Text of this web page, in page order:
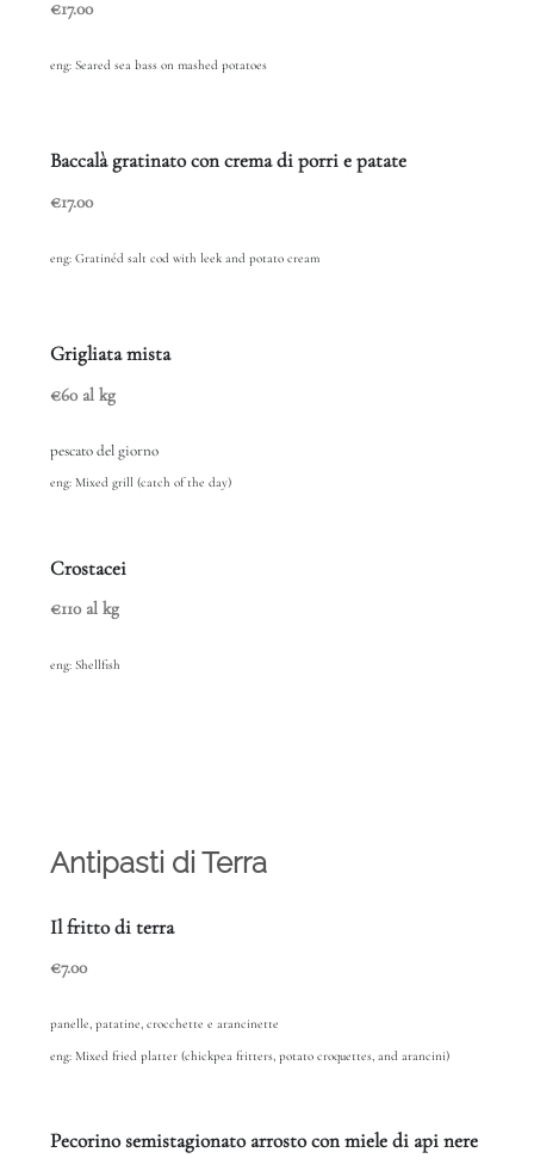
€17.00
eng:Seared sea bass on mashed potatoes
Baccalà gratinato con crema di porri e patate
€17.00
eng: Gratinéd salt cod with leek and potato cream
Grigliata mista
€60 al kg
pescato del giorno
eng: Mixed grill (catch of the day)
Crostacei
€110 al kg
eng: Shellfish
Antipasti di Terra
Il fritto di terra
€7.00
panelle, patatine, crocchette e arancinette
eng: Mixed fried platter (chickpea fritters, potato croquettes, and arancini)
Pecorino semistagionato arrosto con miele di api nere